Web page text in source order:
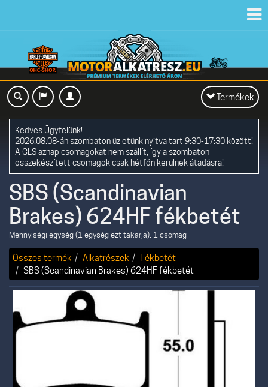
Toggle
navigation
Termékek
Kedves Ügyfelünk!
2026.08.08-án szombaton üzletünk nyitva tart 9:30-17:30 között!
A GLS aznap csomagokat nem szállít, így a szombaton
összekészített csomagok csak hétfőn kerülnek átadásra!
SBS (Scandinavian
Brakes) 624HF fékbetét
Mennyiségi egység (1 egység ezt takarja): 1 csomag
Összes termék Alkatrészek
Fékbetét
SBS (Scandinavian Brakes) 624HF fékbetét